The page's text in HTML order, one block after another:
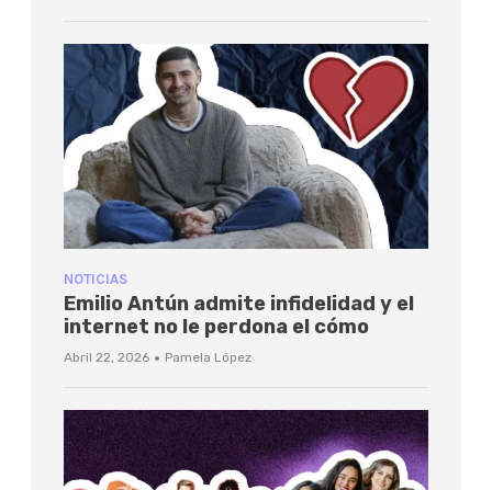
NOTICIAS
Emilio Antún admite infidelidad y el
internet no le perdona el cómo
Abril 22, 2026 · Pamela López